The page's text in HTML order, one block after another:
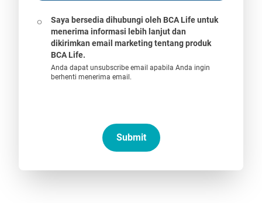
Saya bersedia dihubungi oleh BCA Life untuk
menerima informasi lebih lanjut dan
dikirimkan email marketing tentang produk
BCA Life.
Anda dapat unsubscribe email apabila Anda ingin
berhenti menerima email.
Submit